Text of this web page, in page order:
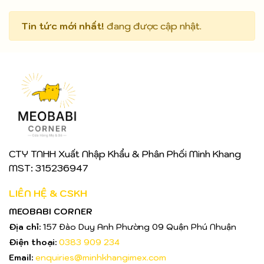
Tin tức mới nhất! đang được cập nhật.
CTY TNHH Xuất Nhập Khẩu & Phân Phối Minh Khang
MST: 315236947
LIÊN HỆ & CSKH
MEOBABI CORNER
Địa chỉ: 157 Đào Duy Anh Phường 09 Quận Phú Nhuận
Điện thoại: 0383 909 234
Email: enquiries@minhkhangimex.com